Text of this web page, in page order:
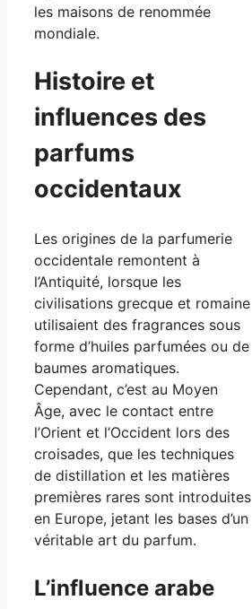
les maisons de renommée
mondiale.
Histoire et
influences des
parfums
occidentaux
Les origines de la parfumerie
occidentale remontent à
l’Antiquité, lorsque les
civilisations grecque et romaine
utilisaient des fragrances sous
forme d’huiles parfumées ou de
baumes aromatiques.
Cependant, c’est au Moyen
Âge, avec le contact entre
l’Orient et l’Occident lors des
croisades, que les techniques
de distillation et les matières
premières rares sont introduites
en Europe, jetant les bases d’un
véritable art du parfum.
L’influence arabe